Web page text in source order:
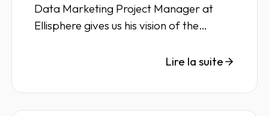
Data Marketing Project Manager at
Ellisphere gives us his vision of the
Lire la suite